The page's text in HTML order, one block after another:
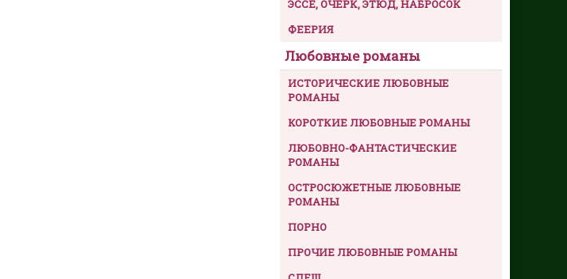
ЭССЕ, ОЧЕРК, ЭТЮД, НАБРОСОК
ФЕЕРИЯ
Любовные романы
ИСТОРИЧЕСКИЕ ЛЮБОВНЫЕ
РОМАНЫ
КОРОТКИЕ ЛЮБОВНЫЕ РОМАНЫ
ЛЮБОВНО-ФАНТАСТИЧЕСКИЕ
РОМАНЫ
ОСТРОСЮЖЕТНЫЕ ЛЮБОВНЫЕ
РОМАНЫ
ПОРНО
ПРОЧИЕ ЛЮБОВНЫЕ РОМАНЫ